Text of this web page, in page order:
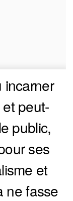
incarner
peut-
public,
ses
et
ne fasse